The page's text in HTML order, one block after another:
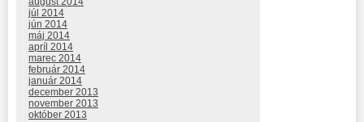
júl 2014
jún 2014
máj 2014
apríl 2014
marec 2014
február 2014
január 2014
december 2013
november 2013
október 2013